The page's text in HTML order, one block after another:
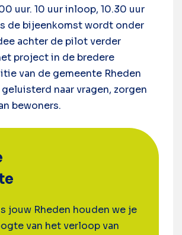
uur. 10 uur inloop, 10.30 uur
de bijeenkomst wordt onder
achter de pilot verder
project in de bredere
van de gemeente Rheden
naar vragen, zorgen
bewoners.
jouw Rheden houden we je
van het verloop van